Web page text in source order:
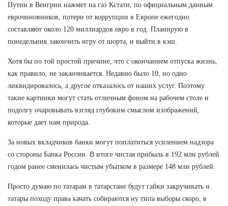
Путин в Венгрии нажмет на газ Кстати, по официальным данным
еврочиновников, потери от коррупции в Европе ежегодно
составляют около 120 миллиардов евро в год. Планирую в
понедельник закончить игру от шорта, и выйти в кэш.
Хотя бы по той простой причине, что с окончанием отпуска жизнь,
как правило, не заканчивается. Недавно было 10, но одно
ликвидировалось, а другое отказалось от наших услуг. Поэтому
такие картинки могут стать отличным фоном на рабочем столе и
подолгу очаровывать взгляд глубоким смыслом изображений,
которые дает нам природа.
За новых вкладчиков банки могут поплатиться усилением надзора
со стороны Банка России. В итоге чистая прибыль в 192 млн рублей
годом ранее сменилась чистым убытком в размере 148 млн рублей.
Просто думаю по татарам в татарстане будут гайки закручивать и
татары походу права качать собираются ну типа выборы скоро, в